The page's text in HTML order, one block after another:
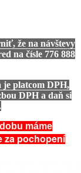
že na návštevy
na čísle 776 888
je platcom DPH,
DPH a daň si
máme
za pochopení